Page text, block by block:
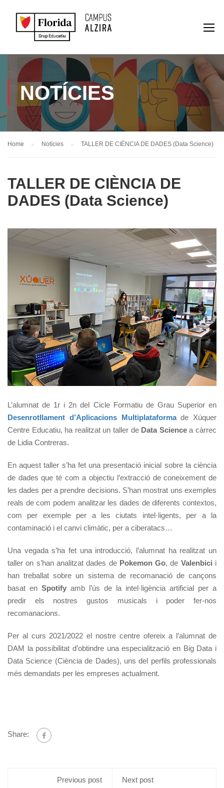
NOTÍCIES
Home Notícies TALLER DE CIÈNCIA DE DADES (Data Science)
TALLER DE CIÈNCIA DE
DADES (Data Science)
L’alumnat de 1r i 2n del Cicle Formatiu de Grau Superior en
Desenrotllament d’Aplicacions Multiplataformade Xúquer
Centre Educatiu, ha realitzat un taller de Data Sciencea càrrec
de Lidia Contreras.
En aquest taller s’ha fet una presentació inicial sobre la ciència
de dades que té com a objectiu l’extracció de coneixement de
les dades per a prendre decisions. S’han mostrat uns exemples
reals de com podem analitzar les dades de diferents contextos,
com per exemple per a les ciutats intel·ligents, per a la
contaminació i el canvi climàtic, per a ciberatacs…
Una vegada s’ha fet una introducció, l’alumnat ha realitzat un
taller on s’han analitzat dades de Pokemon Go, de Valenbici i
han treballat sobre un sistema de recomanació de cançons
basat en Spotify amb l’ús de la intel·ligència artificial per a
predir els nostres gustos musicals i poder fer-nos
recomanacions.
Per al curs 2021/2022 el nostre centre ofereix a l’alumnat de
DAM la possibilitat d’obtindre una especialització en Big Data i
Data Science (Ciència de Dades), uns del perfils professionals
més demandats per les empreses actualment.
Share:
Previous post
Next post